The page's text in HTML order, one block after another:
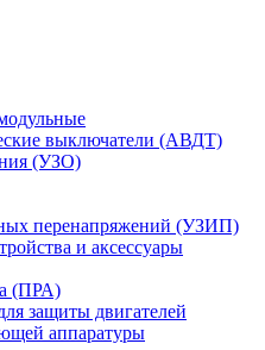
выключатели (АВДТ)
(УЗО)
перенапряжений (УЗИП)
и аксессуары
(ПРА)
защиты двигателей
аппаратуры